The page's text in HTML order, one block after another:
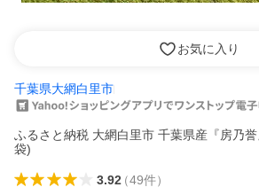
お気に入り
千葉県大網白里市
ふるさと納税 大網白里市 千葉県産『房乃
袋)
3.92（49件）